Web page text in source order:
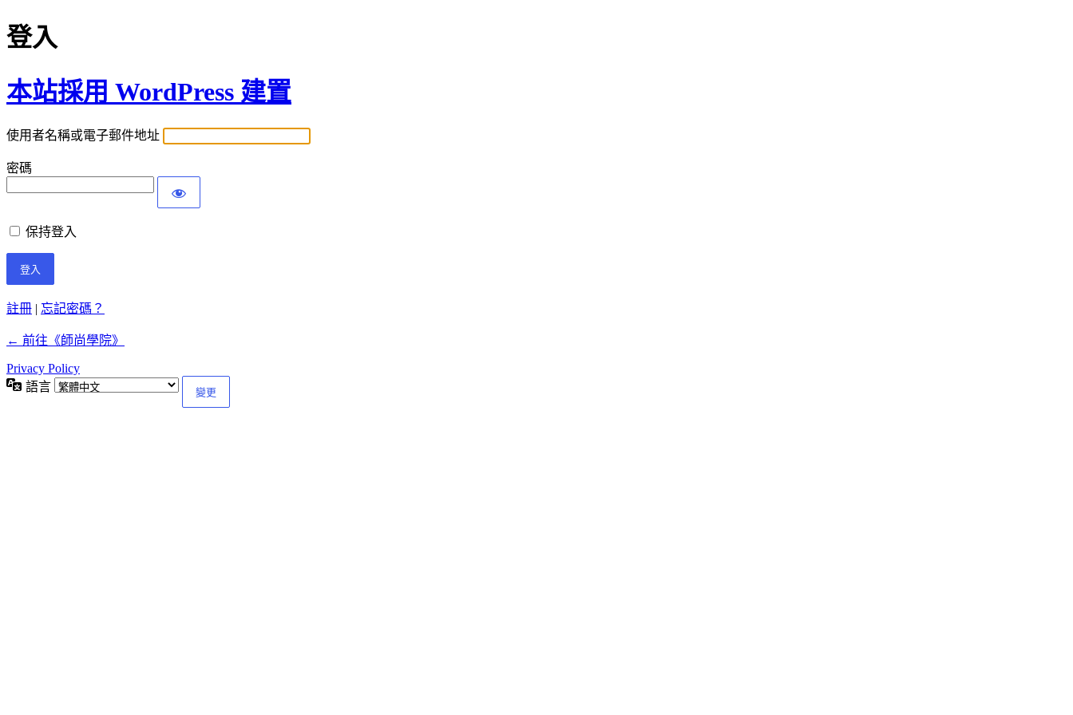
登入
本站採用 WordPress 建置
使用者名稱或電子郵件地址
密碼
保持登入
註冊 | 忘記密碼？
← 前往《師尚學院》
Privacy Policy
語言